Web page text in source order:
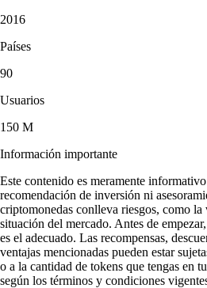
2016
Países
90
Usuarios
150 M
Información importante
Este contenido es meramente
recomendación de inversión ni
criptomonedas conlleva riesgos, como
situación del mercado. Antes de
es el adecuado. Las recompensas,
ventajas mencionadas pueden estar
o a la cantidad de tokens que tengas en
según los términos y condiciones